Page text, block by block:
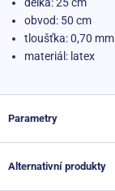
délka: 25 cm
obvod: 50 cm
tloušťka: 0,70 mm
materiál: latex
Parametry
Alternativní produkty